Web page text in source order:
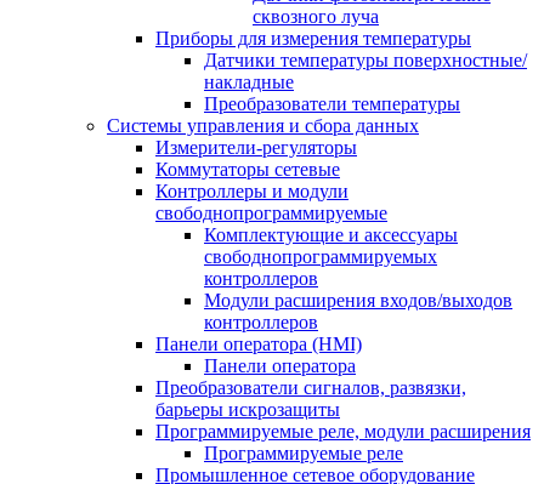
сквозного луча
Приборы для измерения температуры
Датчики температуры поверхностные/
накладные
Преобразователи температуры
Системы управления и сбора данных
Измерители-регуляторы
Коммутаторы сетевые
Контроллеры и модули
свободнопрограммируемые
Комплектующие и аксессуары
свободнопрограммируемых
контроллеров
Модули расширения входов/выходов
контроллеров
Панели оператора (HMI)
Панели оператора
Преобразователи сигналов, развязки,
барьеры искрозащиты
Программируемые реле, модули расширения
Программируемые реле
Промышленное сетевое оборудование